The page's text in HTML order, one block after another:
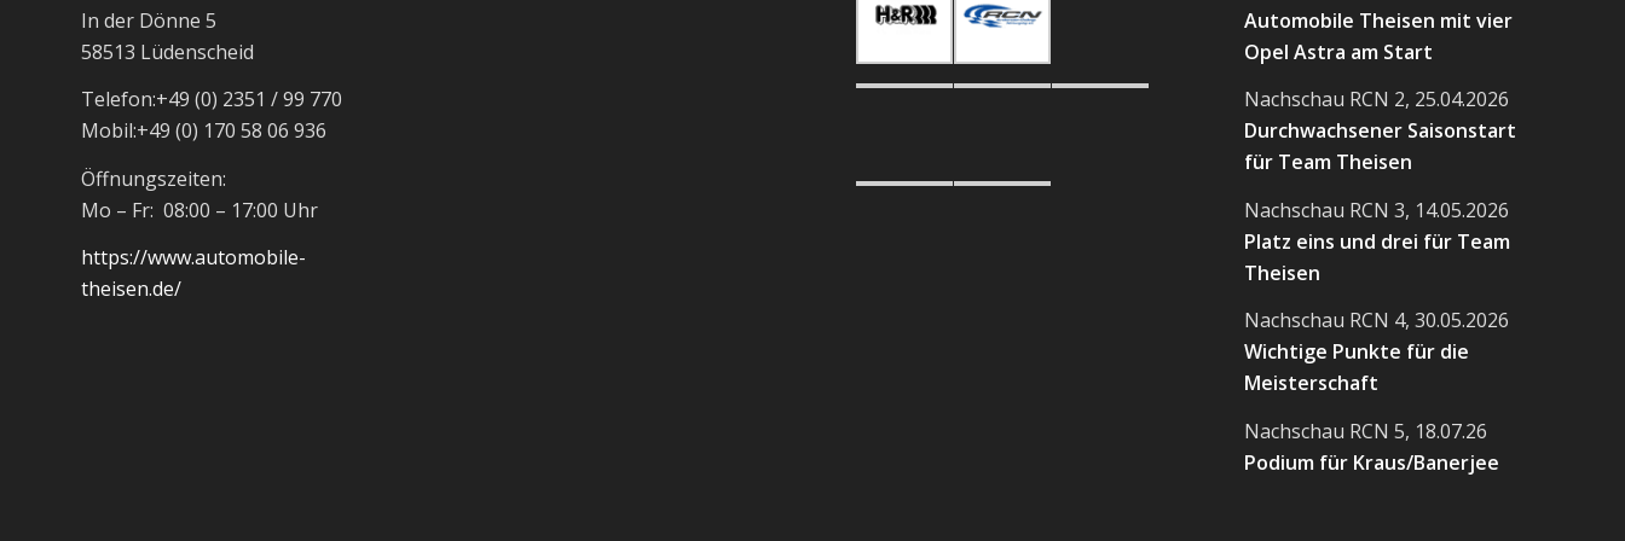
In der Dönne 5
58513 Lüdenscheid
Telefon:+49 (0) 2351 / 99 770
Mobil:+49 (0) 170 58 06 936
Öffnungszeiten:
Mo – Fr: 08:00 – 17:00 Uhr
https://www.automobile-
theisen.de/
Automobile Theisen mit vier
Opel Astra am Start
Nachschau RCN 2, 25.04.2026
Durchwachsener Saisonstart
für Team Theisen
Nachschau RCN 3, 14.05.2026
Platz eins und drei für Team
Theisen
Nachschau RCN 4, 30.05.2026
Wichtige Punkte für die
Meisterschaft
Nachschau RCN 5, 18.07.26
Podium für Kraus/Banerjee